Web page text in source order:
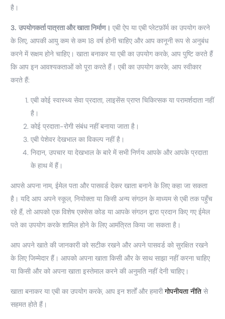
है।
3. उपयोगकर्ता पात्रता और खाता निर्माण। एबी ऐप या एबी प्लेटफ़ॉर्म का उपयोग करने
के लिए, आपकी आयु कम से कम 18 वर्ष होनी चाहिए और आप कानूनी रूप से अनुबंध
करने में सक्षम होने चाहिए। खाता बनाकर या एबी का उपयोग करके, आप पुष्टि करते हैं
कि आप इन आवश्यकताओं को पूरा करते हैं। एबी का उपयोग करके, आप स्वीकार
करते हैं:
एबी कोई स्वास्थ्य सेवा प्रदाता, लाइसेंस प्राप्त चिकित्सक या परामर्शदाता नहीं
है।
कोई प्रदाता-रोगी संबंध नहीं बनाया जाता है।
एबी पेशेवर देखभाल का विकल्प नहीं है।
निदान, उपचार या देखभाल के बारे में सभी निर्णय आपके और आपके प्रदाता
के हाथ में हैं।
आपसे अपना नाम, ईमेल पता और पासवर्ड देकर खाता बनाने के लिए कहा जा सकता
है। यदि आप अपने स्कूल, नियोक्ता या किसी अन्य संगठन के माध्यम से एबी तक पहुँच
रहे हैं, तो आपको एक विशेष एक्सेस कोड या आपके संगठन द्वारा प्रदान किए गए ईमेल
पते का उपयोग करके शामिल होने के लिए आमंत्रित किया जा सकता है।
आप अपने खाते की जानकारी को सटीक रखने और अपने पासवर्ड को सुरक्षित रखने
के लिए जिम्मेदार हैं। आपको अपना खाता किसी और के साथ साझा नहीं करना चाहिए
या किसी और को अपना खाता इस्तेमाल करने की अनुमति नहीं देनी चाहिए।
खाता बनाकर या एबी का उपयोग करके, आप इन शर्तों और हमारीगोपनीयता नीति से
सहमत होते हैं।